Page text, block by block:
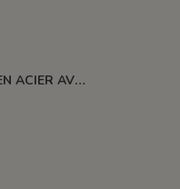
PEDALE EN ACIER AVEC CORDON POUR TE9 ET KALEOS F55